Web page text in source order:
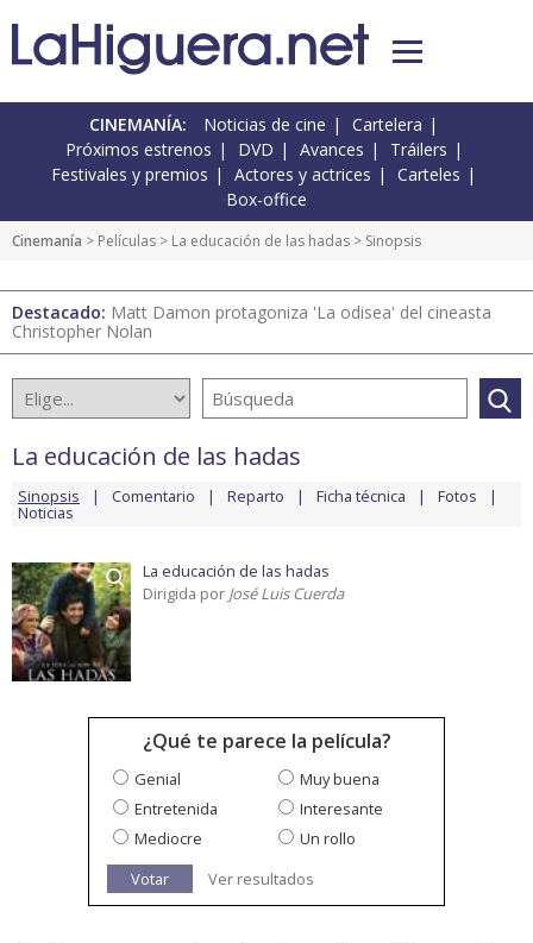
CINEMANÍA: Noticias de cine
Cartelera
Próximos estrenos
DVD Avances
Tráilers
Festivales y premios
Actores y actrices
Carteles
Box-office
Cinemanía > Películas > La educación de las hadas > Sinopsis
Destacado: Matt Damon protagoniza 'La odisea' del cineasta
Christopher Nolan
La educación de las hadas
Sinopsis Comentario Reparto Ficha técnica Fotos
Noticias
La educación de las hadas
Dirigida por José Luis Cuerda
¿Qué te parece la película?
Genial
Muy buena
Entretenida
Interesante
Mediocre
Un rollo
Votar
Ver resultados